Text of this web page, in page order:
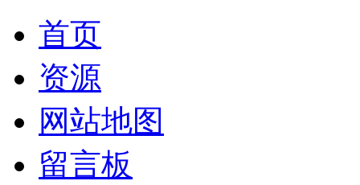
首页
资源
网站地图
留言板